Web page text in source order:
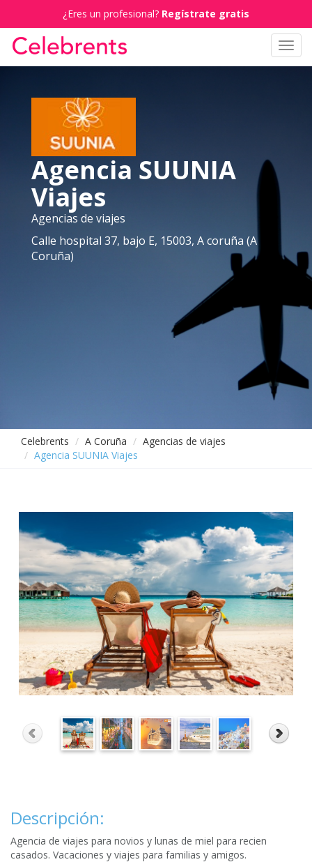
¿Eres un profesional? Regístrate gratis
Agencia SUUNIA
Viajes
Agencias de viajes
Calle hospital 37, bajo E, 15003, A coruña (A
Coruña)
Celebrents A Coruña
Agencias de viajes
Agencia SUUNIA Viajes
Descripción:
Agencia de viajes para novios y lunas de miel para recien
casados. Vacaciones y viajes para familias y amigos.